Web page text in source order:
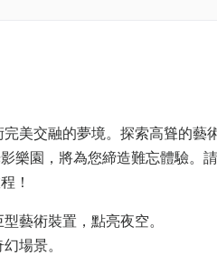
美交融的夢境。探索高聳的
樂園，將為您締造難忘體驗。
！
藝術裝置，點亮夜空。
場景。